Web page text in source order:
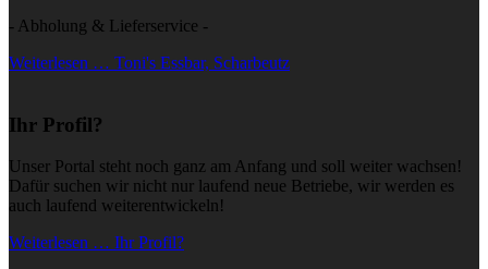
- Abholung & Lieferservice -
Weiterlesen … Toni's Essbar, Scharbeutz
Ihr Profil?
Unser Portal steht noch ganz am Anfang und soll weiter wachsen!
Dafür suchen wir nicht nur laufend neue Betriebe, wir werden es
auch laufend weiterentwickeln!
Weiterlesen … Ihr Profil?